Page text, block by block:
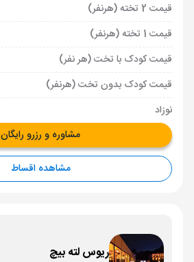
قیمت 2 تخته (هرنفر)
قیمت 1 تخته (هرنفر)
قیمت کودک با تخت (هر نفر)
قیمت کودک بدون تخت (هرنفر)
نوزاد
مشاوره و رزرو رایگان
مشاهده اقساط
ریوس لته بیچ